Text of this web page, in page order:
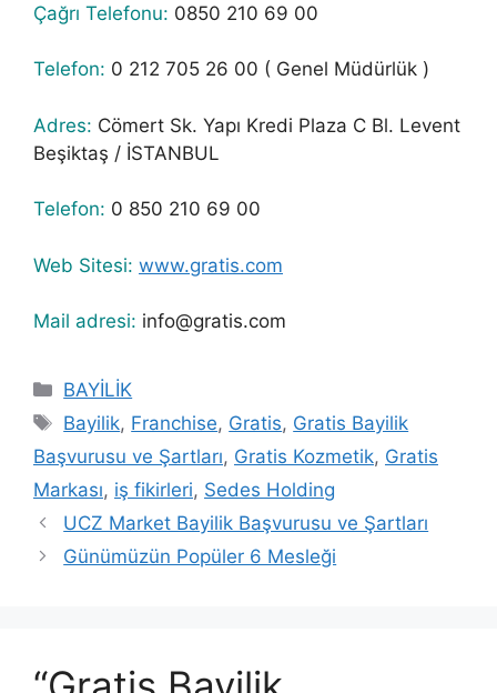
Çağrı Telefonu: 0850 210 69 00
Telefon: 0 212 705 26 00 ( Genel Müdürlük )
Adres: Cömert Sk. Yapı Kredi Plaza C Bl. Levent
Beşiktaş / İSTANBUL
Telefon: 0 850 210 69 00
Web Sitesi: www.gratis.com
Mail adresi: info@gratis.com
Kategoriler
BAYİLİK
Etiketler
Bayilik, Franchise, Gratis, Gratis Bayilik
Başvurusu ve Şartları, Gratis Kozmetik, Gratis
Markası, iş fikirleri, Sedes Holding
UCZ Market Bayilik Başvurusu ve Şartları
Günümüzün Popüler 6 Mesleği